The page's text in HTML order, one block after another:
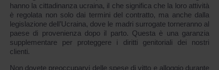
hanno la cittadinanza ucraina, il che significa che la loro attività
è regolata non solo dai termini del contratto, ma anche dalla
legislazione dell’Ucraina, dove le madri surrogate torneranno al
paese di provenienza dopo il parto. Questa è una garanzia
supplementare per proteggere i diritti genitoriali dei nostri
clienti.
Non dovete preoccuparvi delle spese di vitto e alloggio durante